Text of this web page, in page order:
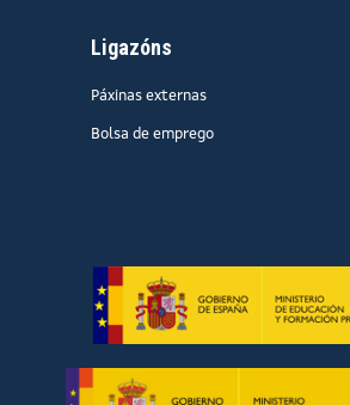
Ligazóns
Páxinas externas
Bolsa de emprego